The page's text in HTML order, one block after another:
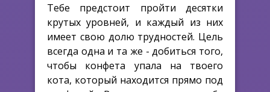
Тебе предстоит пройти десятки
крутых уровней, и каждый из них
имеет свою долю трудностей. Цель
всегда одна и та же - добиться того,
чтобы конфета упала на твоего
кота, который находится прямо под